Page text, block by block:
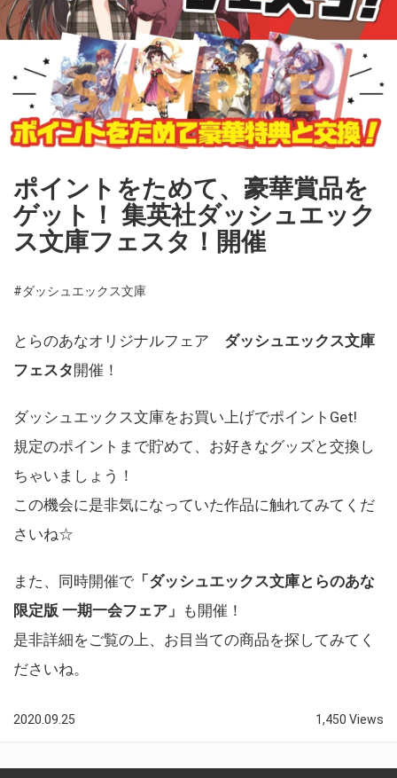
ポイントをためて、豪華賞品を
ゲット！ 集英社ダッシュエック
ス文庫フェスタ！開催
#ダッシュエックス文庫
とらのあなオリジナルフェア ダッシュエックス文庫
フェスタ 開催！
ダッシュエックス文庫をお買い上げでポイントGet!
規定のポイントまで貯めて、お好きなグッズと交換し
ちゃいましょう！
この機会に是非気になっていた作品に触れてみてくだ
さいね☆
また、同時開催で 「ダッシュエックス文庫とらのあな
限定版 一期一会フェア」 も開催！
是非詳細をご覧の上、お目当ての商品を探してみてく
ださいね。
2020.09.25 1,450 Views